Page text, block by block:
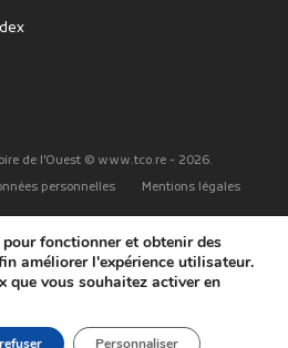
de l'Ouest © www.tco.re - 2026.
personnelles
Mentions légales
fonctionner et obtenir des
améliorer l'expérience utilisateur.
que vous souhaitez activer en
Personnaliser